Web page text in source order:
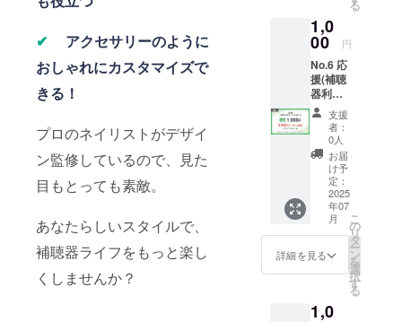
✔ アクセサリーのように
おしゃれにカスタマイズで
きる！
プロのネイリストがデザイ
ン監修しているので、見た
目もとっても素敵。
あなたらしいスタイルで、
補聴器ライフをもっと楽し
くしませんか？
ターン
内容は
同じに
なりま
す。
5,19~22
とリ
ターン
内容は
同じに
なりま
す。
る
1,0
00 円
No.6 応
援(補聴
器利用
者、そ
の家族
向け)
【リ
ターン
詳細】
・加盟
店で使
える
3,000円
クーポ
ン ※
有効期
※補聴
支援
者：
0人
お届
け予
定：
2025
年07
月
詳細を見る
こ
の
リ
タ
ー
ン
を
選
択
す
る
1,0